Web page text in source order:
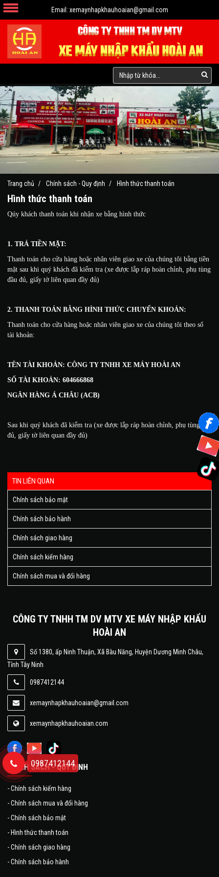
Email: xemaynhapkhauhoaian@gmail.com
Trang chủ Chính sách - Quy định Hình thức thanh toán
Hình thức thanh toán
Qúy khách thanh toán khi nhận xe bằng hình thức
1. TRẢ TIỀN MẶT:
Thanh toán cho cửa hàng hoặc nhân viên giao xe của chúng tôi bằng tiền
mặt sau khi quý khách đã kiểm tra (xe được lắp ráp hoàn chỉnh, phụ tùng
đầu đủ, giấy tờ liên quan đầy đủ)
2. THANH TOÁN BẰNG HÌNH THỨC CHUYỂN KHOẢN:
Thanh toán cho cửa hàng hoặc nhân viên giao xe của chúng tôi theo số
tài khoản:
TÊN TÀI KHOẢN: CÔNG TY TNHH XE MÁY HOÀI AN
SỐ TÀI KHOẢN: 604666868
NGÂN HÀNG Á CHÂU (ACB)
Sau khi quý khách đã kiểm tra (xe được lắp ráp hoàn chỉnh, phụ tùng đầu
đủ, giấy tờ liên quan đầy đủ)
TIN LIÊN QUAN
Chính sách bảo mật
Chính sách bảo hành
Chính sách giao hàng
Chính sách kiểm hàng
Chính sách mua và đổi hàng
CÔNG TY TNHH TM DV MTV XE MÁY NHẬP KHẨU
HOÀI AN
Số 1380, ấp Ninh Thuận, Xã Bàu Năng, Huyện Dương Minh Châu,
Tỉnh Tây Ninh
0987412144
xemaynhapkhauhoaian@gmail.com
xemaynhapkhauhoaian.com
CHÍNH SÁCH - QUY ĐỊNH
-Chính sách kiểm hàng
-Chính sách mua và đổi hàng
-Chính sách bảo mật
- Hình thức thanh toán
-Chính sách giao hàng
-Chính sách bảo hành
0987412144